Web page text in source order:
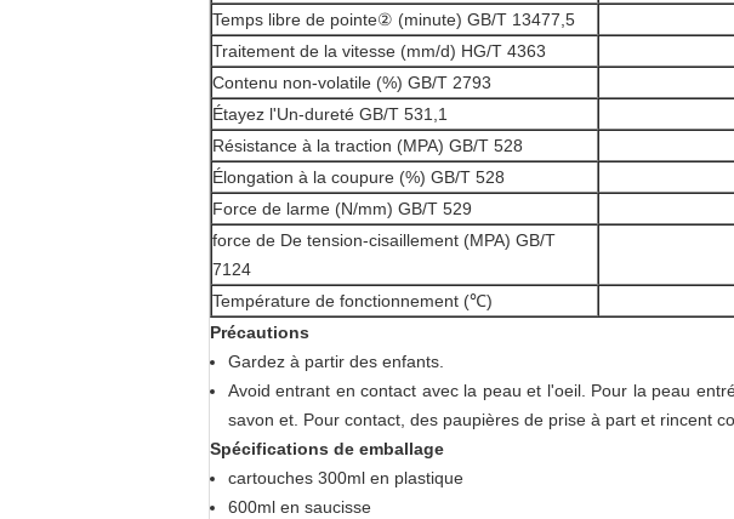
Temps libre de pointe② (minute) GB/T 13477,5
Traitement de la vitesse (mm/d) HG/T 4363
Contenu non-volatile (%) GB/T 2793
Étayez l'Un-dureté GB/T 531,1
Résistance à la traction (MPA) GB/T 528
Élongation à la coupure (%) GB/T 528
Force de larme (N/mm) GB/T 529
force de De tension-cisaillement (MPA) GB/T
7124
Température de fonctionnement (℃)
Précautions
Gardez à partir des enfants.
Avoid entrant en contact avec la peau et l'oeil. Pour la peau
savon et. Pour contact, des paupières de prise à part et rincent
Spécifications de emballage
cartouches 300ml en plastique
600ml en saucisse